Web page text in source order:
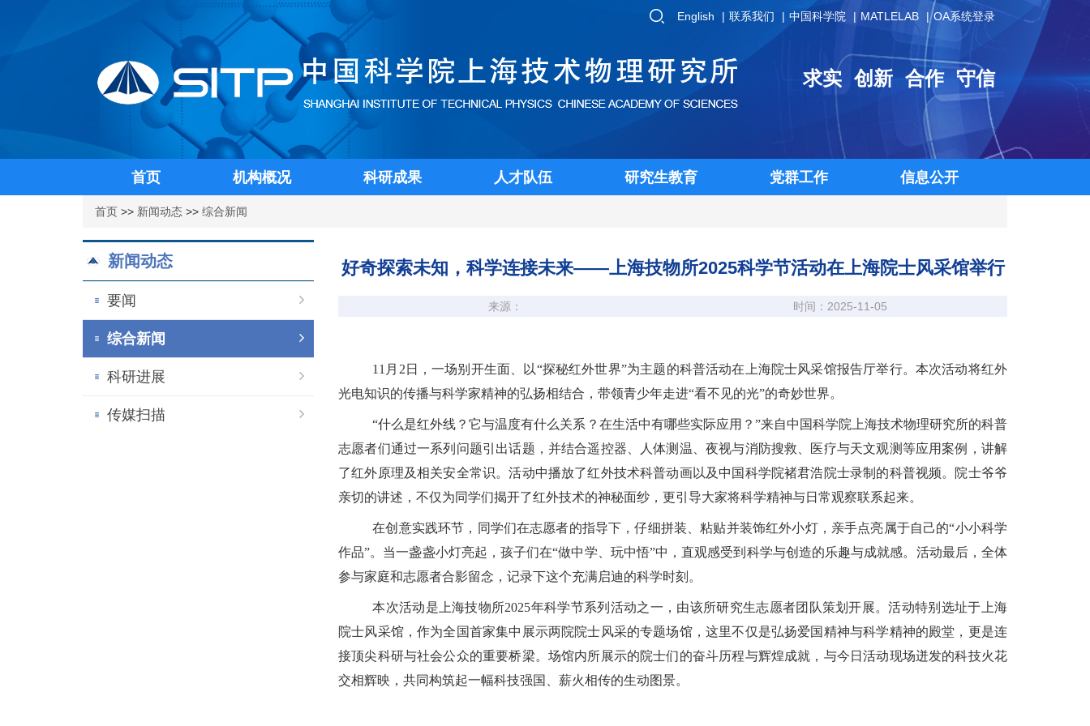
English 联系我们 中国科学院 MATLELAB OA系统登录
求实 创新 合作 守信
首页 机构概况 科研成果 人才队伍 研究生教育 党群工作 信息公开
首页 >> 新闻动态 >> 综合新闻
新闻动态
要闻
综合新闻
科研进展
传媒扫描
好奇探索未知，科学连接未来——上海技物所2025科学节活动在上海院士风采馆举行
来源： 时间：2025-11-05
11月2日，一场别开生面、以“探秘红外世界”为主题的科普活动在上海院士风采馆报告厅举行。本次活动将红外
光电知识的传播与科学家精神的弘扬相结合，带领青少年走进“看不见的光”的奇妙世界。
“什么是红外线？它与温度有什么关系？在生活中有哪些实际应用？”来自中国科学院上海技术物理研究所的科普
志愿者们通过一系列问题引出话题，并结合遥控器、人体测温、夜视与消防搜救、医疗与天文观测等应用案例，讲解
了红外原理及相关安全常识。活动中播放了红外技术科普动画以及中国科学院褚君浩院士录制的科普视频。院士爷爷
亲切的讲述，不仅为同学们揭开了红外技术的神秘面纱，更引导大家将科学精神与日常观察联系起来。
在创意实践环节，同学们在志愿者的指导下，仔细拼装、粘贴并装饰红外小灯，亲手点亮属于自己的“小小科学
作品”。当一盏盏小灯亮起，孩子们在“做中学、玩中悟”中，直观感受到科学与创造的乐趣与成就感。活动最后，全体
参与家庭和志愿者合影留念，记录下这个充满启迪的科学时刻。
本次活动是上海技物所2025年科学节系列活动之一，由该所研究生志愿者团队策划开展。活动特别选址于上海
院士风采馆，作为全国首家集中展示两院院士风采的专题场馆，这里不仅是弘扬爱国精神与科学精神的殿堂，更是连
接顶尖科研与社会公众的重要桥梁。场馆内所展示的院士们的奋斗历程与辉煌成就，与今日活动现场迸发的科技火花
交相辉映，共同构筑起一幅科技强国、薪火相传的生动图景。